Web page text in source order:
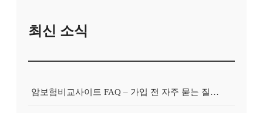
최신 소식
암보험비교사이트 FAQ – 가입 전 자주 묻는 질문 정리